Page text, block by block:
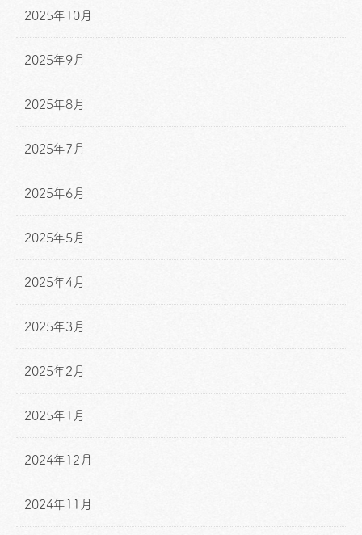
2025年10月
2025年9月
2025年8月
2025年7月
2025年6月
2025年5月
2025年4月
2025年3月
2025年2月
2025年1月
2024年12月
2024年11月